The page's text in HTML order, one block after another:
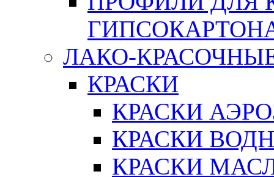
ЛАКО-
КРАСКИ
КРАСКИ
КРАСКИ
КРАСКИ